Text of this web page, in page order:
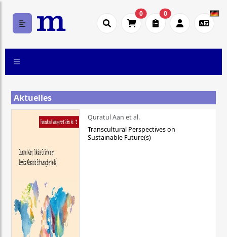
0 0
Aktuelles
Quratul Aan et al.
Transcultural Perspectives on
Sustainable Future(s)